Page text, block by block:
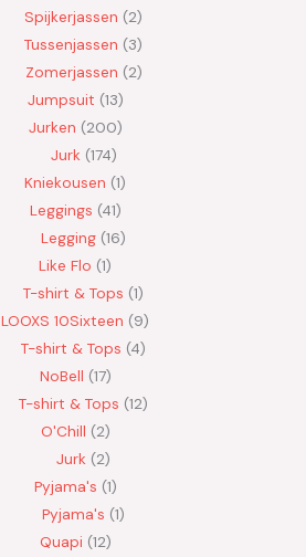
Spijkerjassen
2
Tussenjassen
3
Zomerjassen 2
Jumpsuit 13
Jurken 200
Jurk 174
Kniekousen 1
Leggings 41
Legging 16
Like Flo 1
T-shirt & Tops 1
LOOXS 10Sixteen
9
T-shirt & Tops 4
NoBell 17
T-shirt & Tops 12
O'Chill 2
Jurk
2
Pyjama's 1
Pyjama's 1
Quapi 12